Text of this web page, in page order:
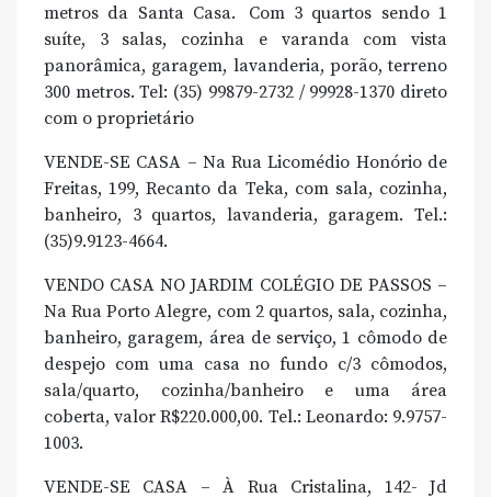
metros da Santa Casa. Com 3 quartos sendo 1
suíte, 3 salas, cozinha e varanda com vista
panorâmica, garagem, lavanderia, porão, terreno
300 metros. Tel: (35) 99879-2732 / 99928-1370 direto
com o proprietário
VENDE-SE CASA – Na Rua Licomédio Honório de
Freitas, 199, Recanto da Teka, com sala, cozinha,
banheiro, 3 quartos, lavanderia, garagem. Tel.:
(35)9.9123-4664.
VENDO CASA NO JARDIM COLÉGIO DE PASSOS –
Na Rua Porto Alegre, com 2 quartos, sala, cozinha,
banheiro, garagem, área de serviço, 1 cômodo de
despejo com uma casa no fundo c/3 cômodos,
sala/quarto, cozinha/banheiro e uma área
coberta, valor R$220.000,00. Tel.: Leonardo: 9.9757-
1003.
VENDE-SE CASA – À Rua Cristalina, 142- Jd